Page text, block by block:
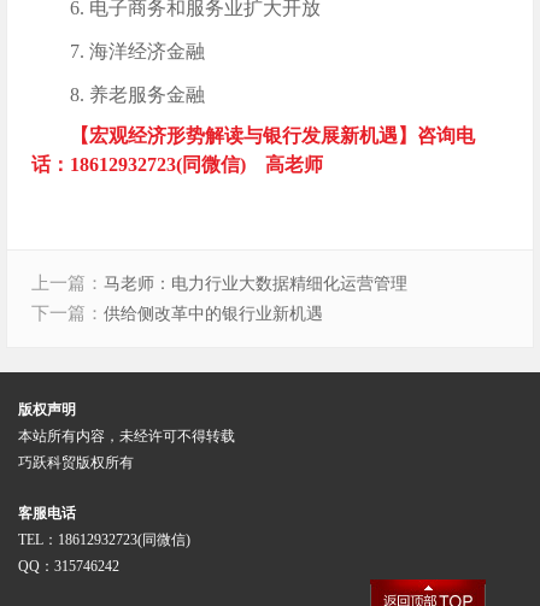
6. 电子商务和服务业扩大开放
7. 海洋经济金融
8. 养老服务金融
【宏观经济形势解读与银行发展新机遇】咨询电
话：18612932723(同微信) 高老师
上一篇： 马老师：电力行业大数据精细化运营管理
下一篇： 供给侧改革中的银行业新机遇
版权声明
本站所有内容，未经许可不得转载
巧跃科贸版权所有
客服电话
TEL：18612932723(同微信)
QQ：315746242